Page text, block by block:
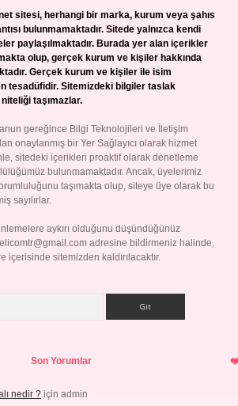
sitesi, herhangi bir marka, kurum veya şahıs
bulunmamaktadır. Sitede yalnızca kendi
paylaşılmaktadır. Burada yer alan içerikler
olup, gerçek kurum ve kişiler hakkında
Gerçek kurum ve kişiler ile isim
tesadüfidir. Sitemizdeki bilgiler taslak
taşımazlar.
gereğince Bilgi Teknolojileri ve İletişim
onaylanmış bir Yer Sağlayıcı olarak hizmet
sitedeki içerikleri proaktif olarak denetleme
bulunmamaktadır. Ancak, üyelerimiz
taşımakta olup, siteye üye olarak bu
sayılırlar.
aykırı olduğunu düşündüğünüz
adresine bildirmeniz halinde,
içerisinde sitemizden kaldırılacaktır.
Son Yorumlar
nedir ? için admin